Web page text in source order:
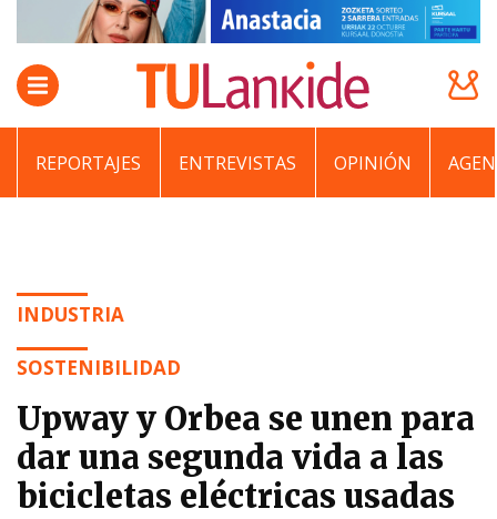
REPORTAJES ENTREVISTAS OPINIÓN
INDUSTRIA
SOSTENIBILIDAD
Upway y Orbea se unen para
dar una segunda vida a las
bicicletas eléctricas usadas